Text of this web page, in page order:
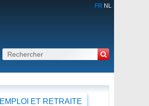
FR NL
EMPLOI ET RETRAITE